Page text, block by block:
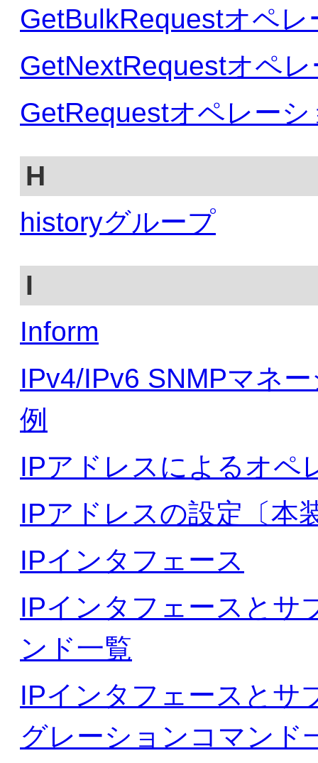
GetBulkRequestオペレ
GetNextRequestオペ
GetRequestオペレーシ
H
historyグループ
I
Inform
IPv4/IPv6 SNMPマネ
例
IPアドレスによるオペ
IPアドレスの設定〔本
IPインタフェース
IPインタフェースとサ
ンド一覧
IPインタフェースとサ
グレーションコマンド